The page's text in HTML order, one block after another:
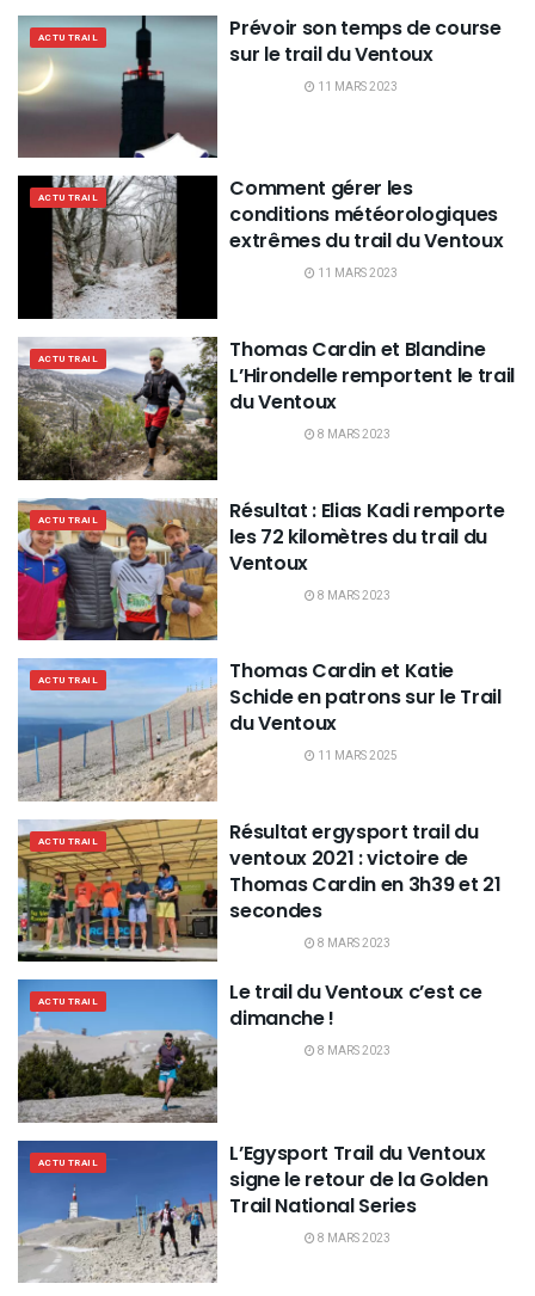
ACTU TRAIL
Prévoir son temps de course
sur le trail du Ventoux
11 MARS 2023
ACTU TRAIL
Comment gérer les
conditions météorologiques
extrêmes du trail du Ventoux
11 MARS 2023
ACTU TRAIL
Thomas Cardin et Blandine
L’Hirondelle remportent le trail
du Ventoux
8 MARS 2023
ACTU TRAIL
Résultat : Elias Kadi remporte
les 72 kilomètres du trail du
Ventoux
8 MARS 2023
ACTU TRAIL
Thomas Cardin et Katie
Schide en patrons sur le Trail
du Ventoux
11 MARS 2025
ACTU TRAIL
Résultat ergysport trail du
ventoux 2021 : victoire de
Thomas Cardin en 3h39 et 21
secondes
8 MARS 2023
ACTU TRAIL
Le trail du Ventoux c’est ce
dimanche !
8 MARS 2023
ACTU TRAIL
L’Egysport Trail du Ventoux
signe le retour de la Golden
Trail National Series
8 MARS 2023